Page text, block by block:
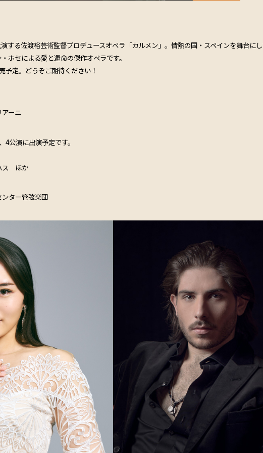
する佐渡裕芸術監督プロデュースオペラ「カルメン」。情熱の国・スペインを舞台に
ホセによる愛と運命の傑作オペラです。
予定。どうぞご期待ください！
ーニ
公演に出演予定です。
ス ほか
ター管弦楽団